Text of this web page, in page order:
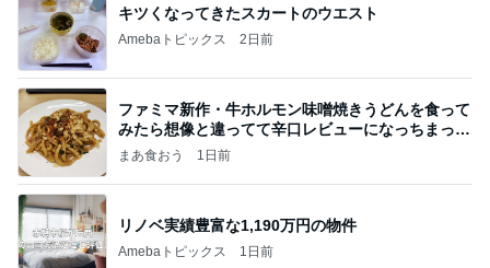
キツくなってきたスカートのウエスト
Amebaトピックス 2日前
ファミマ新作・牛ホルモン味噌焼きうどんを食って
みたら想像と違ってて辛口レビューになっちまった
話
まあ食おう 1日前
リノベ実績豊富な1,190万円の物件
Amebaトピックス 1日前